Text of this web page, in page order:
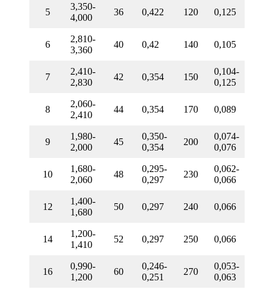
5
3,350-
4,000
36 0,422 120 0,125
6
2,810-
3,360
40 0,42 140 0,105
7
2,410-
2,830
42 0,354 150
0,104-
0,125
8
2,060-
2,410
44 0,354 170 0,089
9
1,980-
2,000
45
0,350-
0,354
200
0,074-
0,076
10
1,680-
2,060
48
0,295-
0,297
230
0,062-
0,066
12
1,400-
1,680
50 0,297 240 0,066
14
1,200-
1,410
52 0,297 250 0,066
16
0,990-
1,200
60
0,246-
0,251
270
0,053-
0,063